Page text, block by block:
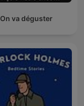
On va déguster